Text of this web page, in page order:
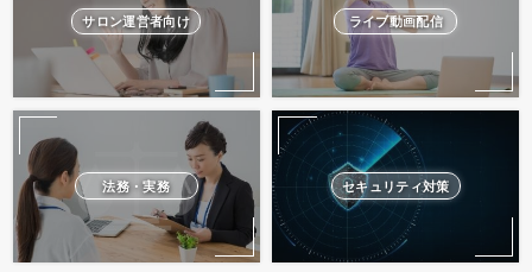
サロン運営者向け ライブ動画配信
法務・実務 セキュリティ対策